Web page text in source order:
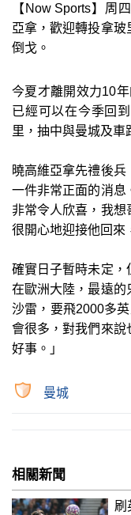
【Now Sports】周
亞拿，歡迎轉投拿
倒戈。
今夏才離開效力10
已經可以在今季回
里，抽中與曼城及車
曉高維亞拿先禮後
一件非常正面的消息
非常令人欣喜，我
很開心地迎接他回來
確實日子暫時未定，
在歐洲大陸，最遠的
沙雷，要飛2000多
會很多，對我們來說
好事。」
曼城
相關新聞
刷